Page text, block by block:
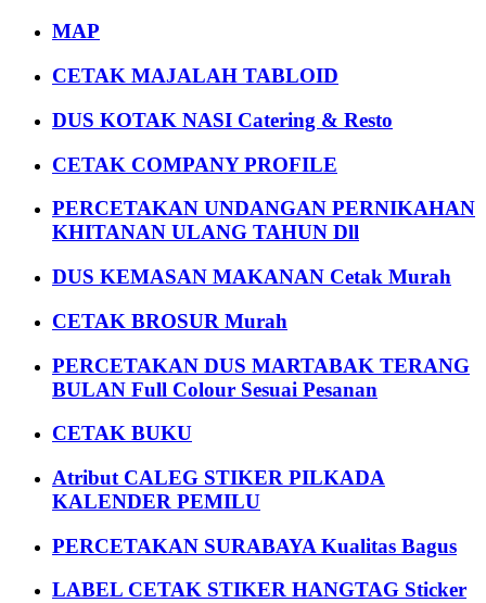
MAP
CETAK MAJALAH TABLOID
DUS KOTAK NASI Catering & Resto
CETAK COMPANY PROFILE
PERCETAKAN UNDANGAN PERNIKAHAN
KHITANAN ULANG TAHUN Dll
DUS KEMASAN MAKANAN Cetak Murah
CETAK BROSUR Murah
PERCETAKAN DUS MARTABAK TERANG
BULAN Full Colour Sesuai Pesanan
CETAK BUKU
Atribut CALEG STIKER PILKADA
KALENDER PEMILU
PERCETAKAN SURABAYA Kualitas Bagus
LABEL CETAK STIKER HANGTAG Sticker